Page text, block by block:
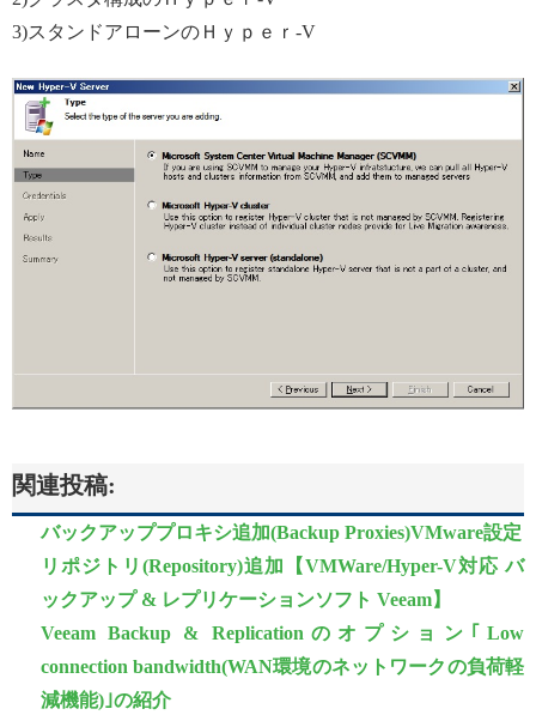
3)スタンドアローンのＨｙｐｅｒ-V
関連投稿:
バックアッププロキシ追加(Backup Proxies)VMware設定
リポジトリ(Repository)追加【VMWare/Hyper-V対応 バ
ックアップ & レプリケーションソフト Veeam】
Veeam Backup & Replicationのオプション｢Low
connection bandwidth(WAN環境のネットワークの負荷軽
減機能)｣の紹介